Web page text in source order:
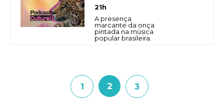
21h
A presença
marcante da onça
pintada na música
popular brasileira.
1 2 3